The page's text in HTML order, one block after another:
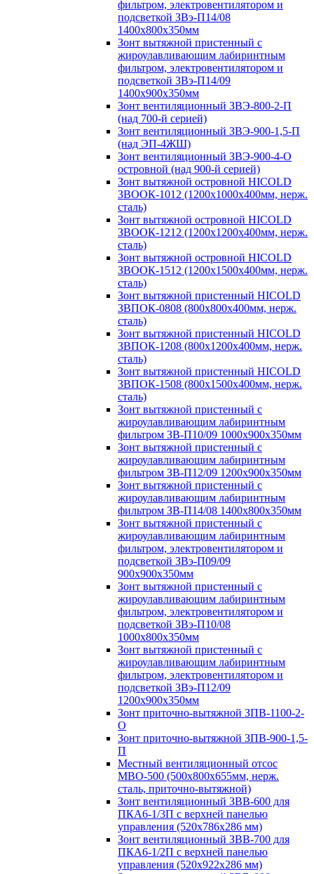
фильтром, электровентилятором и
подсветкой ЗВэ-П14/08
1400х800х350мм
Зонт вытяжной пристенный с
жироулавливающим лабиринтным
фильтром, электровентилятором и
подсветкой ЗВэ-П14/09
1400х900х350мм
Зонт вентиляционный ЗВЭ-800-2-П
(над 700-й серией)
Зонт вентиляционный ЗВЭ-900-1,5-П
(над ЭП-4ЖШ)
Зонт вентиляционный ЗВЭ-900-4-О
островной (над 900-й серией)
Зонт вытяжной островной HICOLD
ЗВООК-1012 (1200х1000х400мм, нерж.
сталь)
Зонт вытяжной островной HICOLD
ЗВООК-1212 (1200x1200x400мм, нерж.
сталь)
Зонт вытяжной островной HICOLD
ЗВООК-1512 (1200х1500х400мм, нерж.
сталь)
Зонт вытяжной пристенный HICOLD
ЗВПОК-0808 (800х800х400мм, нерж.
сталь)
Зонт вытяжной пристенный HICOLD
ЗВПОК-1208 (800х1200х400мм, нерж.
сталь)
Зонт вытяжной пристенный HICOLD
ЗВПОК-1508 (800х1500х400мм, нерж.
сталь)
Зонт вытяжной пристенный с
жироулавливающим лабиринтным
фильтром ЗВ-П10/09 1000х900х350мм
Зонт вытяжной пристенный с
жироулавливающим лабиринтным
фильтром ЗВ-П12/09 1200х900х350мм
Зонт вытяжной пристенный с
жироулавливающим лабиринтным
фильтром ЗВ-П14/08 1400х800х350мм
Зонт вытяжной пристенный с
жироулавливающим лабиринтным
фильтром, электровентилятором и
подсветкой ЗВэ-П09/09
900х900х350мм
Зонт вытяжной пристенный с
жироулавливающим лабиринтным
фильтром, электровентилятором и
подсветкой ЗВэ-П10/08
1000х800х350мм
Зонт вытяжной пристенный с
жироулавливающим лабиринтным
фильтром, электровентилятором и
подсветкой ЗВэ-П12/09
1200х900х350мм
Зонт приточно-вытяжной ЗПВ-1100-2-
О
Зонт приточно-вытяжной ЗПВ-900-1,5-
П
Местный вентиляционный отсос
МВО-500 (500х800х655мм, нерж.
сталь, приточно-вытяжной)
Зонт вентиляционный ЗВВ-600 для
ПКА6-1/3П с верхней панелью
управления (520х786х286 мм)
Зонт вентиляционный ЗВВ-700 для
ПКА6-1/2П с верхней панелью
управления (520х922х286 мм)